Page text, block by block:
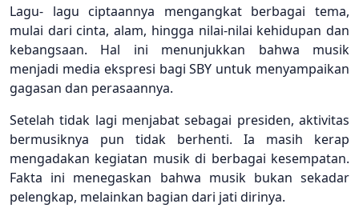
Lagu- lagu ciptaannya mengangkat berbagai tema,
mulai dari cinta, alam, hingga nilai-nilai kehidupan dan
kebangsaan. Hal ini menunjukkan bahwa musik
menjadi media ekspresi bagi SBY untuk menyampaikan
gagasan dan perasaannya.
Setelah tidak lagi menjabat sebagai presiden, aktivitas
bermusiknya pun tidak berhenti. Ia masih kerap
mengadakan kegiatan musik di berbagai kesempatan.
Fakta ini menegaskan bahwa musik bukan sekadar
pelengkap, melainkan bagian dari jati dirinya.